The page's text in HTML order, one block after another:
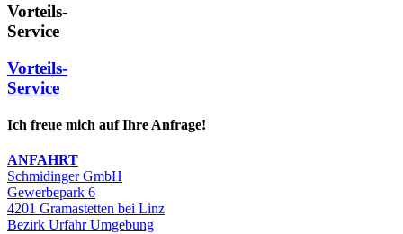
Vorteils-
Service
Vorteils-
Service
Ich freue mich auf Ihre Anfrage!
ANFAHRT
Schmidinger GmbH
Gewerbepark 6
4201 Gramastetten bei Linz
Bezirk Urfahr Umgebung